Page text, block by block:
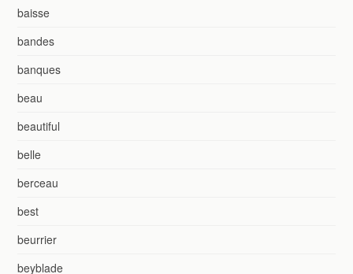
baisse
bandes
banques
beau
beautiful
belle
berceau
best
beurrier
beyblade